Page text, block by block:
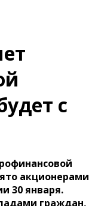
с
акционерами
30 января.
граждан,